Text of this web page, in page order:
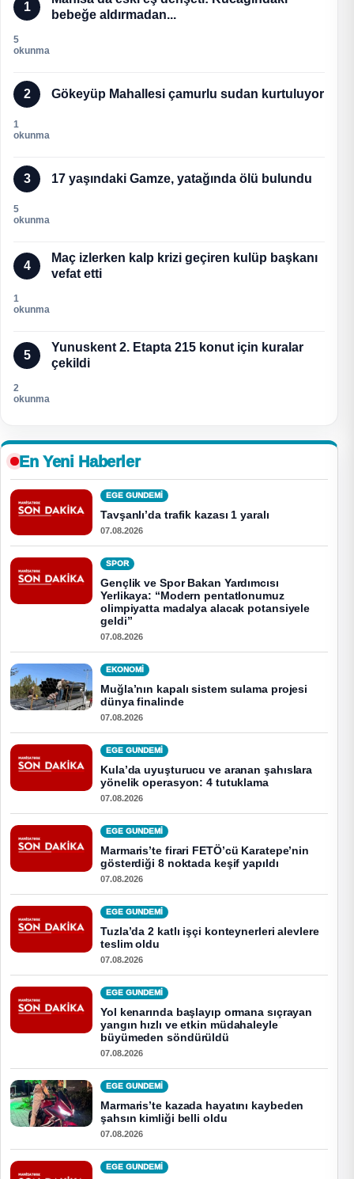
1
bebeğe aldırmadan...
5
okunma
2 Gökeyüp Mahallesi çamurlu sudan kurtuluyor
1
okunma
3 17 yaşındaki Gamze, yatağında ölü bulundu
5
okunma
4
Maç izlerken kalp krizi geçiren kulüp başkanı
vefat etti
1
okunma
5
Yunuskent 2. Etapta 215 konut için kuralar
çekildi
2
okunma
En Yeni Haberler
EGE GUNDEMİ
Tavşanlı’da trafik kazası 1 yaralı
07.08.2026
SPOR
Gençlik ve Spor Bakan Yardımcısı
Yerlikaya: “Modern pentatlonumuz
olimpiyatta madalya alacak potansiyele
geldi”
07.08.2026
EKONOMI
Muğla’nın kapalı sistem sulama projesi
dünya finalinde
07.08.2026
EGE GUNDEMİ
Kula’da uyuşturucu ve aranan şahıslara
yönelik operasyon: 4 tutuklama
07.08.2026
EGE GUNDEMİ
Marmaris’te firari FETÖ’cü Karatepe’nin
gösterdiği 8 noktada keşif yapıldı
07.08.2026
EGE GUNDEMİ
Tuzla’da 2 katlı işçi konteynerleri alevlere
teslim oldu
07.08.2026
EGE GUNDEMİ
Yol kenarında başlayıp ormana sıçrayan
yangın hızlı ve etkin müdahaleyle
büyümeden söndürüldü
07.08.2026
EGE GUNDEMİ
Marmaris’te kazada hayatını kaybeden
şahsın kimliği belli oldu
07.08.2026
EGE GUNDEMİ